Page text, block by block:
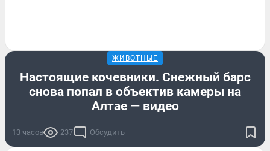
ЖИВОТНЫЕ
Настоящие кочевники. Снежный барс
снова попал в объектив камеры на
Алтае — видео
13 часов 237 Обсудить